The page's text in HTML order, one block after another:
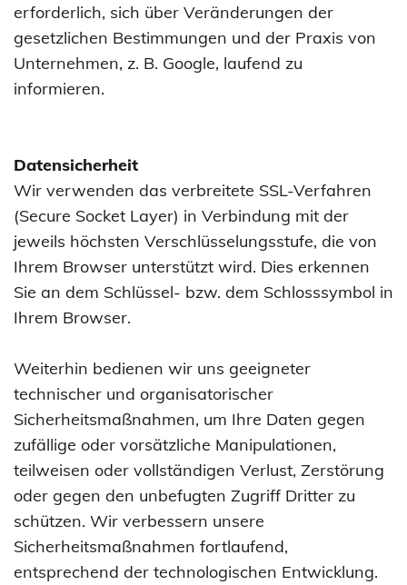
erforderlich, sich über Veränderungen der
gesetzlichen Bestimmungen und der Praxis von
Unternehmen, z. B. Google, laufend zu
informieren.
Datensicherheit
Wir verwenden das verbreitete SSL-Verfahren
(Secure Socket Layer) in Verbindung mit der
jeweils höchsten Verschlüsselungsstufe, die von
Ihrem Browser unterstützt wird. Dies erkennen
Sie an dem Schlüssel- bzw. dem Schlosssymbol in
Ihrem Browser.
Weiterhin bedienen wir uns geeigneter
technischer und organisatorischer
Sicherheitsmaßnahmen, um Ihre Daten gegen
zufällige oder vorsätzliche Manipulationen,
teilweisen oder vollständigen Verlust, Zerstörung
oder gegen den unbefugten Zugriff Dritter zu
schützen. Wir verbessern unsere
Sicherheitsmaßnahmen fortlaufend,
entsprechend der technologischen Entwicklung.